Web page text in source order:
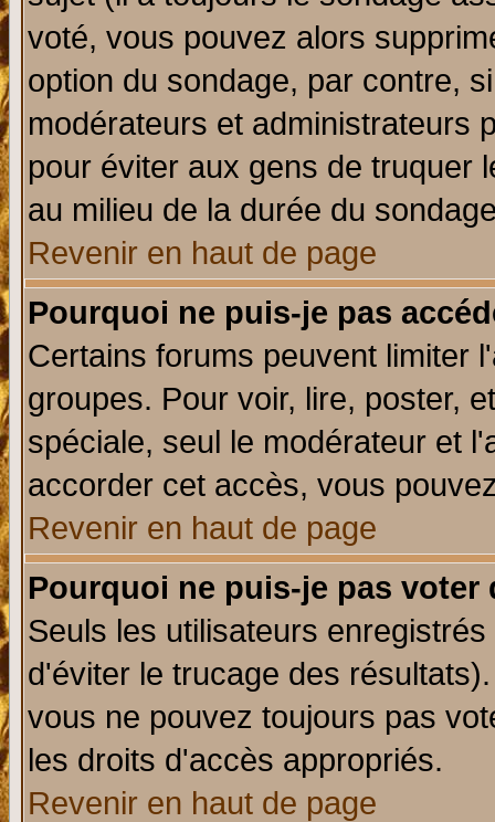
voté, vous pouvez alors
option du sondage, par contre,
modérateurs et administrateurs
pour éviter aux gens de truquer
au milieu de la durée du
Revenir en haut de page
Pourquoi ne puis-je pas
Certains forums peuvent limiter
groupes. Pour voir, lire, poster,
spéciale, seul le modérateur et
accorder cet accès, vous
Revenir en haut de page
Pourquoi ne puis-je pas voter
Seuls les utilisateurs
d'éviter le trucage des
vous ne pouvez toujours pas
les droits d'accès appropriés.
Revenir en haut de page